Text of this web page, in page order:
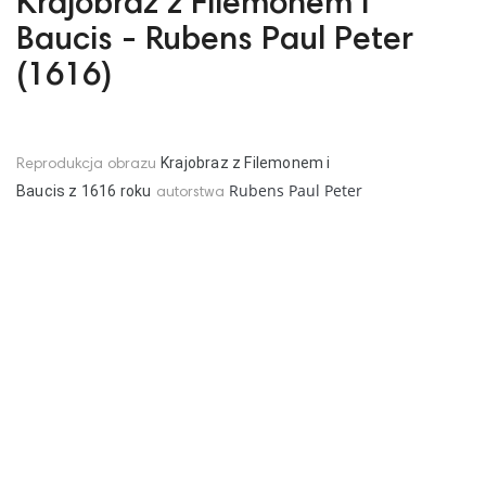
Baucis - Rubens Paul Peter
(1616)
Reprodukcja obrazu Krajobraz z Filemonem i
Baucis z 1616 roku autorstwa Rubens Paul Peter